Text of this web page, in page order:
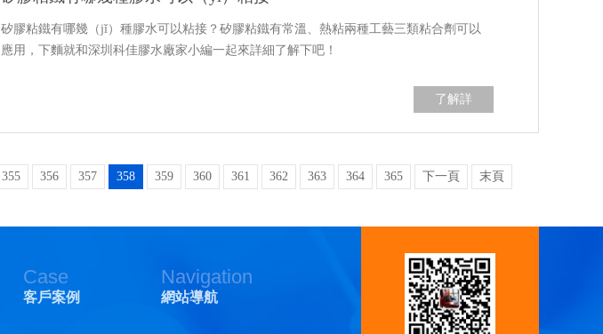
矽膠粘鐵有哪幾（jǐ）種膠水可以粘接？矽膠粘鐵有常溫、熱粘兩種工藝三類粘合劑可以
應用，下麵就和深圳科佳膠水廠家小編一起來詳細了解下吧！
了解詳
355 356 357 358 359 360 361 362 363 364 365 下一頁 末頁
Case
客戶案例
Navigation
網站導航